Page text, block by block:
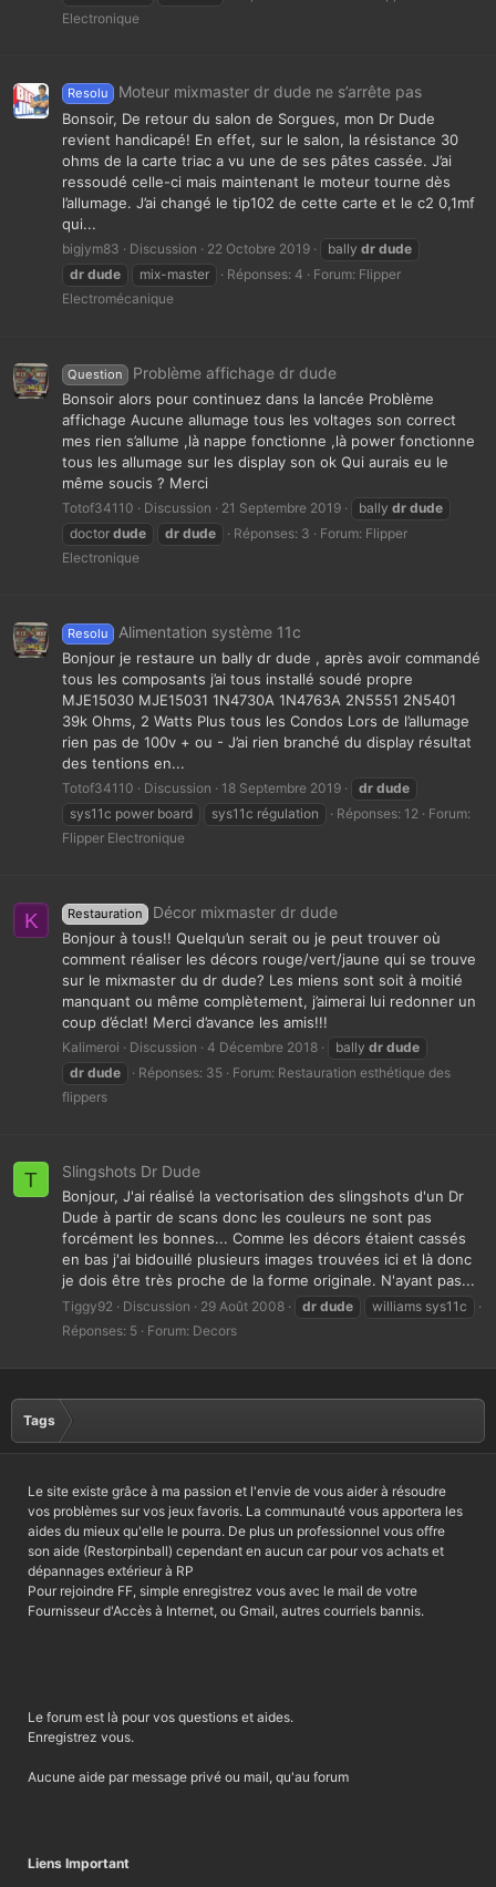
Electronique
Resolu Moteur mixmaster dr dude ne s’arrête pas
Bonsoir, De retour du salon de Sorgues, mon Dr Dude
revient handicapé! En effet, sur le salon, la résistance 30
ohms de la carte triac a vu une de ses pâtes cassée. J’ai
ressoudé celle-ci mais maintenant le moteur tourne dès
l’allumage. J’ai changé le tip102 de cette carte et le c2 0,1mf
qui...
bigjym83 Discussion 22 Octobre 2019 bally dr dude
dr dude mix-master Réponses: 4 Forum: Flipper
Electromécanique
Question Problème affichage dr dude
Bonsoir alors pour continuez dans la lancée Problème
affichage Aucune allumage tous les voltages son correct
mes rien s’allume ,là nappe fonctionne ,là power fonctionne
tous les allumage sur les display son ok Qui aurais eu le
même soucis ? Merci
Totof34110 Discussion 21 Septembre 2019 bally dr dude
doctor dude dr dude Réponses: 3 Forum: Flipper
Electronique
Resolu Alimentation système 11c
Bonjour je restaure un bally dr dude , après avoir commandé
tous les composants j’ai tous installé soudé propre
MJE15030 MJE15031 1N4730A 1N4763A 2N5551 2N5401
39k Ohms, 2 Watts Plus tous les Condos Lors de l’allumage
rien pas de 100v + ou - J’ai rien branché du display résultat
des tentions en...
Totof34110 Discussion 18 Septembre 2019 dr dude
sys11c power board
sys11c régulation Réponses: 12
Forum:
Flipper Electronique
K Restauration Décor mixmaster dr dude
Bonjour à tous!! Quelqu’un serait ou je peut trouver où
comment réaliser les décors rouge/vert/jaune qui se trouve
sur le mixmaster du dr dude? Les miens sont soit à moitié
manquant ou même complètement, j’aimerai lui redonner un
coup d’éclat! Merci d’avance les amis!!!
Kalimeroi Discussion 4 Décembre 2018 bally dr dude
dr dude Réponses: 35 Forum: Restauration esthétique des
flippers
T Slingshots Dr Dude
Bonjour, J'ai réalisé la vectorisation des slingshots d'un Dr
Dude à partir de scans donc les couleurs ne sont pas
forcément les bonnes... Comme les décors étaient cassés
en bas j'ai bidouillé plusieurs images trouvées ici et là donc
je dois être très proche de la forme originale. N'ayant pas...
Tiggy92 Discussion 29 Août 2008 dr dude
williams sys11c
Réponses: 5
Forum: Decors
Tags
Le site existe grâce à ma passion et l'envie de vous aider à résoudre
vos problèmes sur vos jeux favoris. La communauté vous apportera les
aides du mieux qu'elle le pourra. De plus un professionnel vous offre
son aide (Restorpinball) cependant en aucun car pour vos achats et
dépannages extérieur à RP
Pour rejoindre FF, simple enregistrez vous avec le mail de votre
Fournisseur d'Accès à Internet, ou Gmail, autres courriels bannis.
Le forum est là pour vos questions et aides.
Enregistrez vous.
Aucune aide par message privé ou mail, qu'au forum
Liens Important